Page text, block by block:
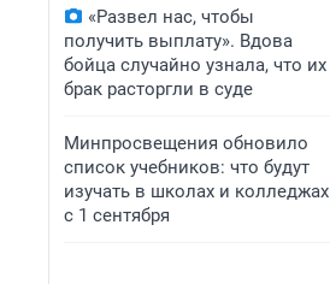
«Развел нас, чтобы
получить выплату». Вдова
бойца случайно узнала, что их
брак расторгли в суде
Минпросвещения обновило
список учебников: что будут
изучать в школах и колледжах
с 1 сентября